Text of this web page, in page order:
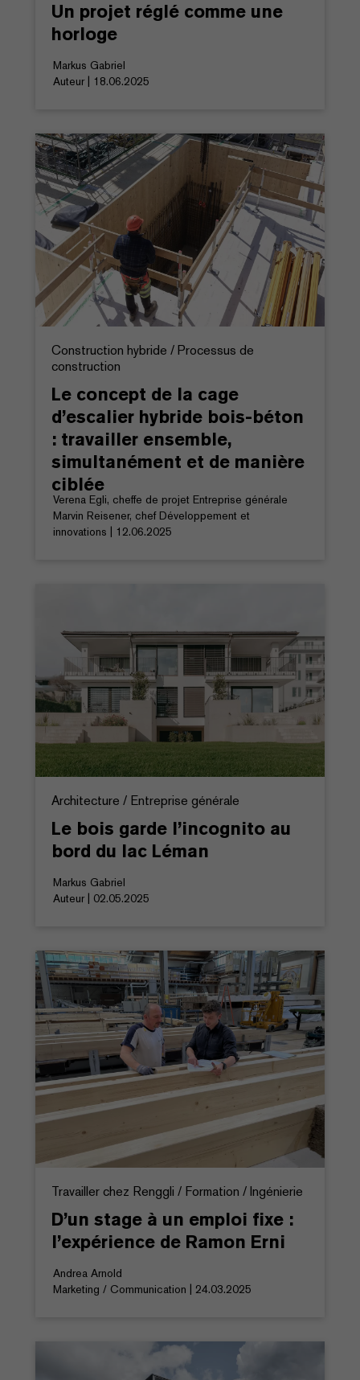
Un projet réglé comme une
horloge
Markus Gabriel
Auteur | 18.06.2025
Construction hybride / Processus de
construction
Le concept de la cage
d’escalier hybride bois-béton
: travailler ensemble,
simultanément et de manière
ciblée
Verena Egli, cheffe de projet Entreprise générale
Marvin Reisener, chef Développement et
innovations | 12.06.2025
Architecture / Entreprise générale
Le bois garde l’incognito au
bord du lac Léman
Markus Gabriel
Auteur | 02.05.2025
Travailler chez Renggli / Formation / Ingénierie
D’un stage à un emploi fixe :
l’expérience de Ramon Erni
Andrea Arnold
Marketing / Communication | 24.03.2025